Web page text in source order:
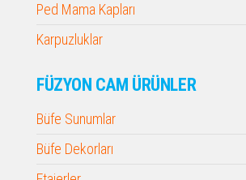
Ped Mama Kapları
Karpuzluklar
FÜZYON CAM ÜRÜNLER
Büfe Sunumlar
Büfe Dekorları